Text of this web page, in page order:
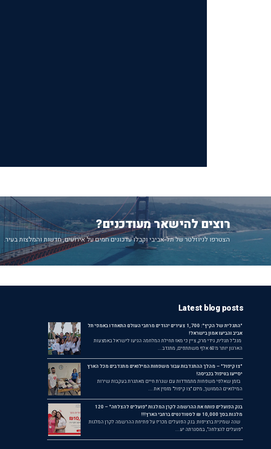
רוצים להישאר מעודכנים?
הצטרפו לניוזלטר של תל-אביבי וקבלו עדכונים חמים על אירועים, חדשות והמלצות בעיר.
Latest blog posts
"התגלית של הקיץ": 1,700 צעירים יהודים מרחבי העולם התאחדו באמפי תל
אביב והביעו אמון בישראל!
מנכ"ל תגלית, גידי מרק, ציין כי מאז תחילת המלחמה הגיעו לישראל באמצעות
הארגון יותר מ־60 אלף משתתפים, מתנדב...
"צו קיפול" – מהלך ההתנדבות עבור משפחות המילואים מתנדבים מכל הארץ
יסייעו בטיפול בכביסה!
בזמן שאלפי משפחות מתמודדות עם שגרת חיים מאתגרת בעקבות שירות
המילואים הממושך, מיזם "צו קיפול" מזמין את ...
בנק הפועלים פותח את ההרשמה לקרן המלגות "פועלים להצלחה" – 120
מלגות בסך 10,000 ₪ לסטודנטים ברחבי הארץ!!!
שנה שמינית ברציפות: בנק הפועלים מכריז על פתיחת ההרשמה לקרן המלגות
"פועלים להצלחה", במסגרתה יע...